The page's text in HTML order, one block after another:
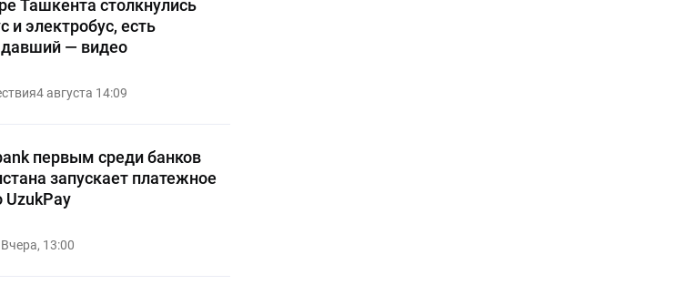
Ташкента столкнулись
и электробус, есть
— видео
4 августа 14:09
первым среди банков
запускает платежное
UzukPay
Вчера, 13:00